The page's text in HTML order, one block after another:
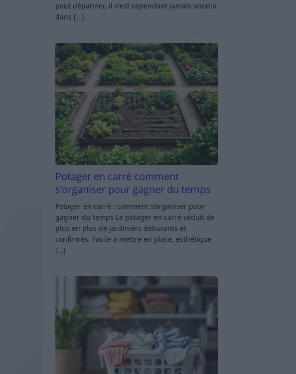
peut dépanner, il n’est cependant jamais anodin
dans […]
Potager en carré comment
s’organiser pour gagner du temps
Potager en carré : comment s’organiser pour
gagner du temps Le potager en carré séduit de
plus en plus de jardiniers débutants et
confirmés. Facile à mettre en place, esthétique
[…]